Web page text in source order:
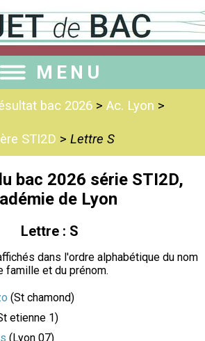
MENU
bac 2026> Ac. Lyon >
STI2D > Lettre S
bac 2026 série STI2D,
de Lyon
Lettre : S
dans l'ordre alphabétique du nom
famille et du prénom.
(St chamond)
etienne 1)
(Lyon 07)